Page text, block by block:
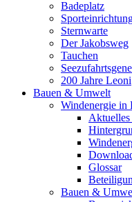
Badeplatz
Sternwarte
Der Jakobsweg
Tauchen
200 Jahre Leoni
Bauen & Umwelt
Windenergie in
Glossar
Bauen &